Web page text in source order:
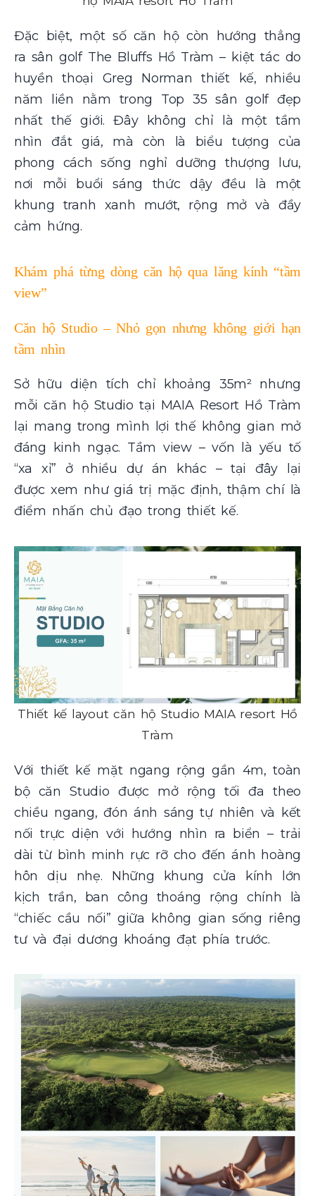
Đặc biệt, một số căn hộ còn hướng thẳng
ra sân golf The Bluffs Hồ Tràm – kiệt tác do
huyền thoại Greg Norman thiết kế, nhiều
năm liền nằm trong Top 35 sân golf đẹp
nhất thế giới. Đây không chỉ là một tầm
nhìn đắt giá, mà còn là biểu tượng của
phong cách sống nghỉ dưỡng thượng lưu,
nơi mỗi buổi sáng thức dậy đều là một
khung tranh xanh mướt, rộng mở và đầy
cảm hứng.
Khám phá từng dòng căn hộ qua lăng kính “tầm
view”
Căn hộ Studio – Nhỏ gọn nhưng không giới hạn
tầm nhìn
Sở hữu diện tích chỉ khoảng 35m² nhưng
mỗi căn hộ Studio tại MAIA Resort Hồ Tràm
lại mang trong mình lợi thế không gian mở
đáng kinh ngạc. Tầm view – vốn là yếu tố
“xa xỉ” ở nhiều dự án khác – tại đây lại
được xem như giá trị mặc định, thậm chí là
điểm nhấn chủ đạo trong thiết kế.
Thiết kế layout căn hộ Studio MAIA resort Hồ
Tràm
Với thiết kế mặt ngang rộng gần 4m, toàn
bộ căn Studio được mở rộng tối đa theo
chiều ngang, đón ánh sáng tự nhiên và kết
nối trực diện với hướng nhìn ra biển – trải
dài từ bình minh rực rỡ cho đến ánh hoàng
hôn dịu nhẹ. Những khung cửa kính lớn
kịch trần, ban công thoáng rộng chính là
“chiếc cầu nối” giữa không gian sống riêng
tư và đại dương khoáng đạt phía trước.